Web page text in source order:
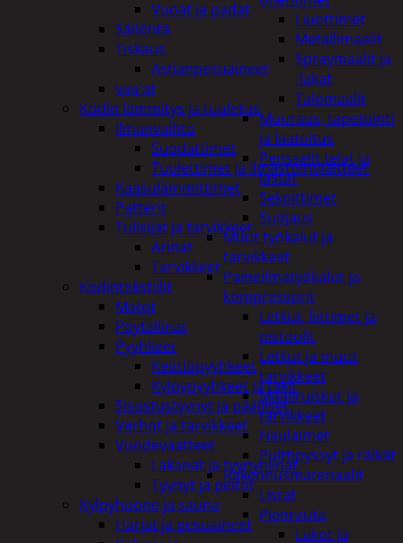
Liuottimet
Metallimaalit
Spraymaalit ja
-lakat
Talomaalit
Muuraus, tapetointi
ja laatoitus
Pensselit telat ja
lastat
Sekoittimet
Suojaus
Muut työkalut ja
tarvikkeet
Paineilmatyökalut ja
kompressorit
Letkut, liittimet ja
pistoolit
Letkut ja muut
tarvikkeet
Maaliruiskut ja
tarvikkeet
Naulaimet
Pulttipyssyt ja räikät
Rakennusmateriaalit
Listat
Pienrauta
Lukot ja
Vuoat ja padat
Säilöntä
Tiskaus
Astianpesuaineet
vaa'at
Kodin lämmitys ja tuuletus
Ilmanvaihto
Suodattimet
Tuulettimet ja Ilmastointilaitteet
Kaasulämmittimet
Patterit
Tulisijat ja tarvikkeet
Arinat
Tarvikkeet
Kodintekstiilit
Matot
Pöytäliinat
Pyyhkeet
Keittiöpyyhkeet
Kylpypyyhkeet ja takit
Sisustustyynyt ja päälliset
Verhot ja tarvikkeet
Vuodevaatteet
Lakanat ja tyynynlinat
Tyynyt ja peitot
Kylpyhuone ja sauna
Harjat ja pesuaineet